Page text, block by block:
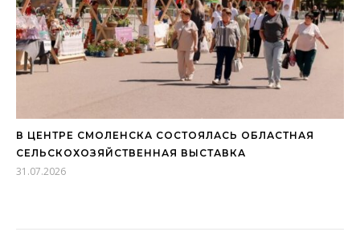
В ЦЕНТРЕ СМОЛЕНСКА СОСТОЯЛАСЬ ОБЛАСТНАЯ
СЕЛЬСКОХОЗЯЙСТВЕННАЯ ВЫСТАВКА
31.07.2026